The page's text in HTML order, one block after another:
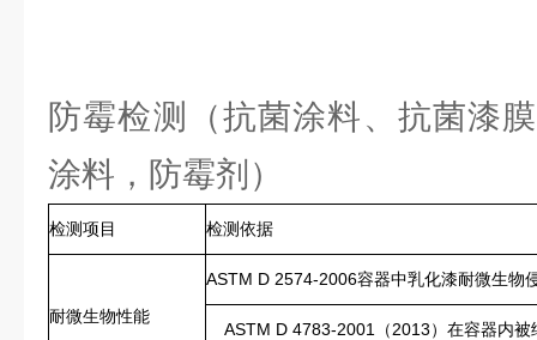
防霉检测（抗菌涂料、抗菌漆
涂料，防霉剂）
检测项目 检测依据
耐微生物性能
ASTM D 2574-2006容器中乳化漆耐微生物
ASTM D 4783-2001（2013）在容器内被